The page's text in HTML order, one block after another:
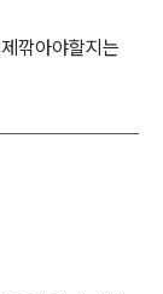
깎아야할지는